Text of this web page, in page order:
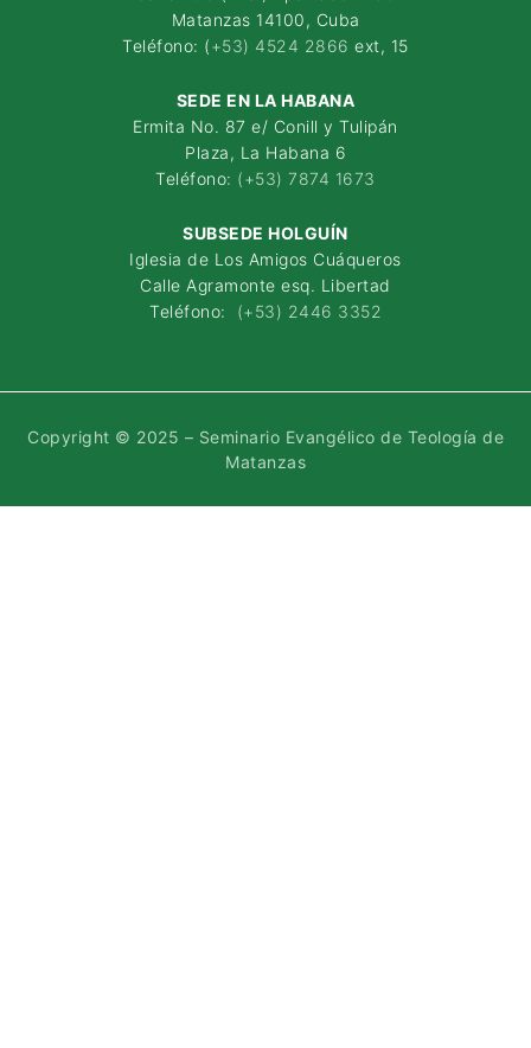
Matanzas 14100, Cuba
Teléfono: (+53) 4524 2866 ext, 15
SEDE EN LA HABANA
Ermita No. 87 e/ Conill y Tulipán
Plaza, La Habana 6
Teléfono: (+53) 7874 1673
SUBSEDE HOLGUÍN
Iglesia de Los Amigos Cuáqueros
Calle Agramonte esq. Libertad
Teléfono: (+53) 2446 3352
Copyright © 2025 – Seminario Evangélico de Teología de
Matanzas